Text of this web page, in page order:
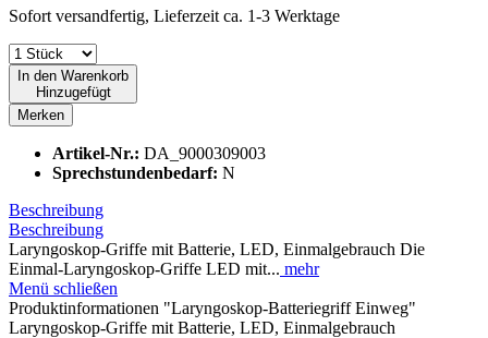
Sofort versandfertig, Lieferzeit ca. 1-3 Werktage
In den Warenkorb
Hinzugefügt
Merken
Artikel-Nr.: DA_9000309003
Sprechstundenbedarf: N
Beschreibung
Beschreibung
Laryngoskop-Griffe mit Batterie, LED, Einmalgebrauch Die
Einmal-Laryngoskop-Griffe LED mit... mehr
Menü schließen
Produktinformationen "Laryngoskop-Batteriegriff Einweg"
Laryngoskop-Griffe mit Batterie, LED, Einmalgebrauch